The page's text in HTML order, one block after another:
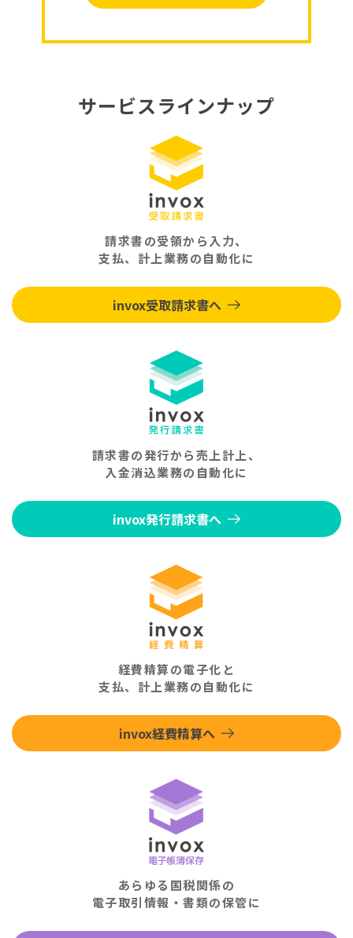
サービスラインナップ
請求書の受領から入力、
支払、計上業務の自動化に
invox受取請求書へ
請求書の発行から売上計上、
入金消込業務の自動化に
invox発行請求書へ
経費精算の電子化と
支払、計上業務の自動化に
invox経費精算へ
あらゆる国税関係の
電子取引情報・書類の保管に